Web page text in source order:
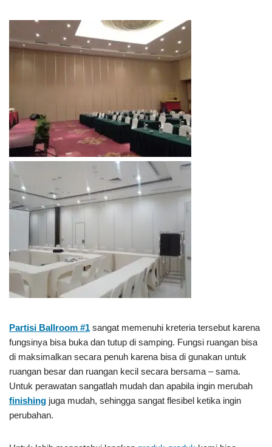
Partisi Ballroom #1 sangat memenuhi kreteria tersebut karena
fungsinya bisa buka dan tutup di samping. Fungsi ruangan bisa
di maksimalkan secara penuh karena bisa di gunakan untuk
ruangan besar dan ruangan kecil secara bersama – sama.
Untuk perawatan sangatlah mudah dan apabila ingin merubah
finishing juga mudah, sehingga sangat flesibel ketika ingin
perubahan.